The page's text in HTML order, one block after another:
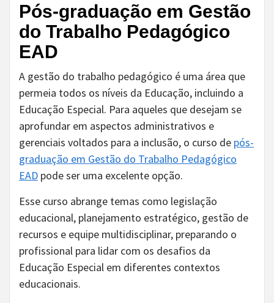
Pós-graduação em Gestão
do Trabalho Pedagógico
EAD
A gestão do trabalho pedagógico é uma área que
permeia todos os níveis da Educação, incluindo a
Educação Especial. Para aqueles que desejam se
aprofundar em aspectos administrativos e
gerenciais voltados para a inclusão, o curso de pós-
graduação em Gestão do Trabalho Pedagógico
EAD pode ser uma excelente opção.
Esse curso abrange temas como legislação
educacional, planejamento estratégico, gestão de
recursos e equipe multidisciplinar, preparando o
profissional para lidar com os desafios da
Educação Especial em diferentes contextos
educacionais.